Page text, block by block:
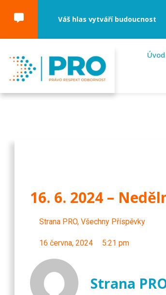
Váš hlas vytváří budoucnost
Úvod
16. 6. 2024 –
Strana PRO, Všechny Příspěvky
16 června, 2024 5:21 pm
Strana